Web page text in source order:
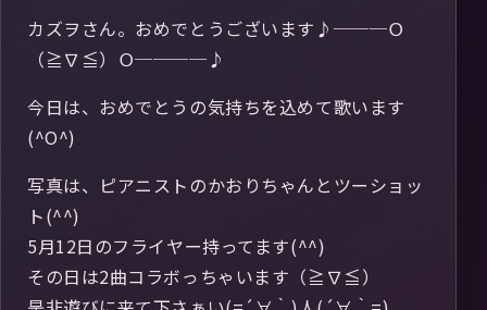
カズヲさん。おめでとうございます♪───Ｏ
（≧∇≦）Ｏ────♪
今日は、おめでとうの気持ちを込めて歌います
(^O^)
写真は、ピアニストのかおりちゃんとツーショッ
ト(^^)
5月12日のフライヤー持ってます(^^)
その日は2曲コラボっちゃいます（≧∇≦）